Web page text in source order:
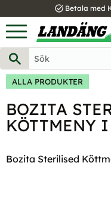
Meny
task_alt Betala med
ALLA PRODUKTER
BOZITA
KÖTTMENY
Bozita Sterilised